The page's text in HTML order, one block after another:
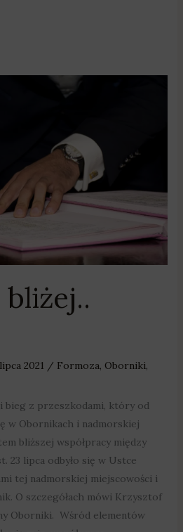
2021 / Formoza, Oborniki,
bieg z przeszkodami, który od
w Obornikach i nadmorskiej
bliższej współpracy między
23 lipca odbyło się w Ustce
tej nadmorskiej miejscowości i
O szczegółach mówi Krzysztof
Oborniki. Wśród elementów